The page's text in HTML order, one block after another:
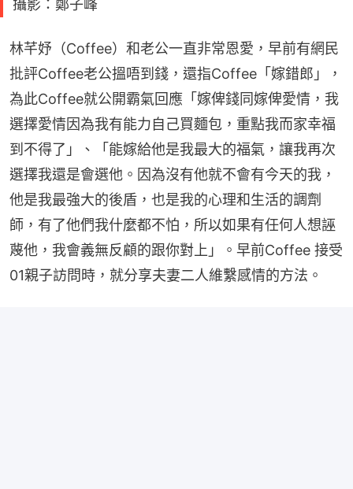
攝影：鄭子峰
林芊妤（Coffee）和老公一直非常恩愛，早前有網民
批評Coffee老公搵唔到錢，還指Coffee「嫁錯郎」，
為此Coffee就公開霸氣回應「嫁俾錢同嫁俾愛情，我
選擇愛情因為我有能力自己買麵包，重點我而家幸福
到不得了」、「能嫁給他是我最大的福氣，讓我再次
選擇我還是會選他。因為沒有他就不會有今天的我，
他是我最強大的後盾，也是我的心理和生活的調劑
師，有了他們我什麼都不怕，所以如果有任何人想誣
蔑他，我會義無反顧的跟你對上」。早前Coffee 接受
01親子訪問時，就分享夫妻二人維繫感情的方法。